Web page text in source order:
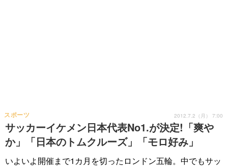
サッカーイケメン日本代表No1.が決定!「爽や
か」「日本のトムクルーズ」「モロ好み」
スポーツ 2012.7.2（月） 7:00
いよいよ開催まで1カ月を切ったロンドン五輪。中でもサッ